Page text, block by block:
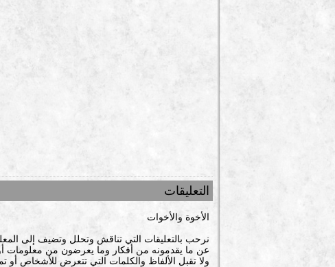
التعليقات
الأخوة والأخوات
نرحب بالتعليقات التي تناقش وتحلل وتضيف إلى
عن ما يقدمونه من أفكار وما يعرضون من معلومات
ولا تقبل الألفاظ والكلمات التي تتعرض للأشخاص أو